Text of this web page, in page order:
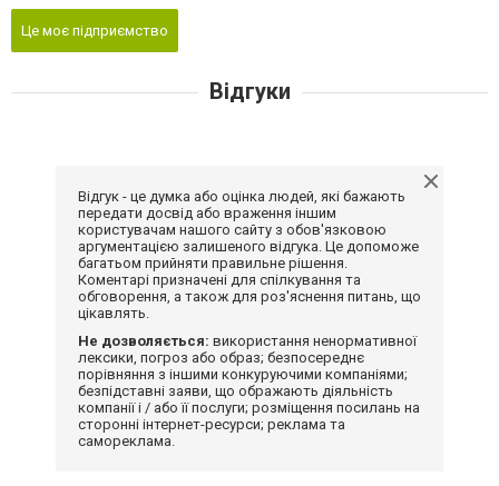
Це моє підприємство
Відгуки
Відгук - це думка або оцінка людей, які бажають
передати досвід або враження іншим
користувачам нашого сайту з обов'язковою
аргументацією залишеного відгука. Це допоможе
багатьом прийняти правильне рішення.
Коментарі призначені для спілкування та
обговорення, а також для роз'яснення питань, що
цікавлять.
Не дозволяється: використання ненормативної
лексики, погроз або образ; безпосереднє
порівняння з іншими конкуруючими компаніями;
безпідставні заяви, що ображають діяльність
компанії і / або її послуги; розміщення посилань на
сторонні інтернет-ресурси; реклама та
самореклама.